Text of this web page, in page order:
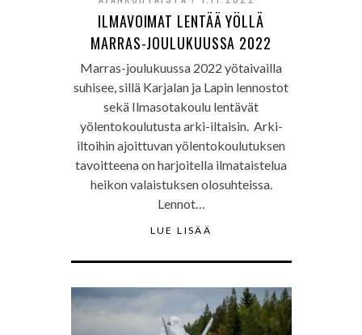
ILMAVOIMAT LENTÄÄ YÖLLÄ
MARRAS-JOULUKUUSSA 2022
Marras-joulukuussa 2022 yötaivailla
suhisee, sillä Karjalan ja Lapin lennostot
sekä Ilmasotakoulu lentävät
yölentokoulutusta arki-iltaisin. Arki-
iltoihin ajoittuvan yölentokoulutuksen
tavoitteena on harjoitella ilmataistelua
heikon valaistuksen olosuhteissa.
Lennot…
LUE LISÄÄ